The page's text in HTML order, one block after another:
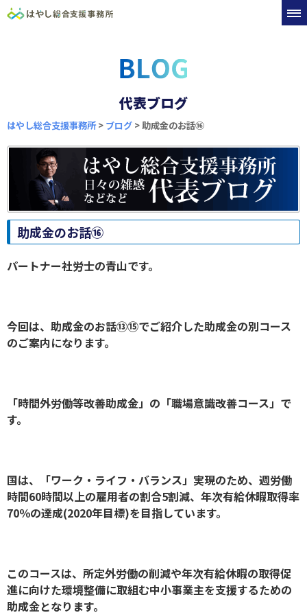
代表ブログ
はやし総合支援事務所> ブログ >助成金のお話⑯
助成金のお話⑯
パートナー社労士の青山です。
今回は、助成金のお話⑬⑮でご紹介した助成金の別コース
のご案内になります。
「時間外労働等改善助成金」の「職場意識改善コース」で
す。
国は、「ワーク・ライフ・バランス」実現のため、週労働
時間60時間以上の雇用者の割合5割減、年次有給休暇取得率
70％の達成(2020年目標)を目指しています。
このコースは、所定外労働の削減や年次有給休暇の取得促
進に向けた環境整備に取組む中小事業主を支援するための
助成金となります。